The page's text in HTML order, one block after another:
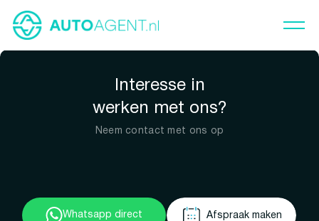
Interesse in
werken met ons?
Neem contact met ons op
Whatsapp direct Afspraak maken